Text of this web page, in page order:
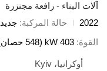
آلات البناء - رافعة مجنزرة
2022
حالة المركبة جديد
القوة 403 kW (548 حصان)
أوكرانيا، Kyiv